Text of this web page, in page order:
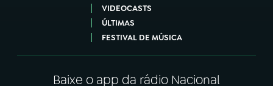
VIDEOCASTS
ÚLTIMAS
FESTIVAL DE MÚSICA
Baixe o app da rádio Nacional